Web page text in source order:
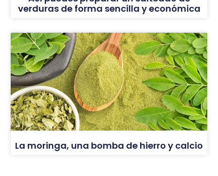
verduras de forma sencilla y económica
La moringa, una bomba de hierro y calcio